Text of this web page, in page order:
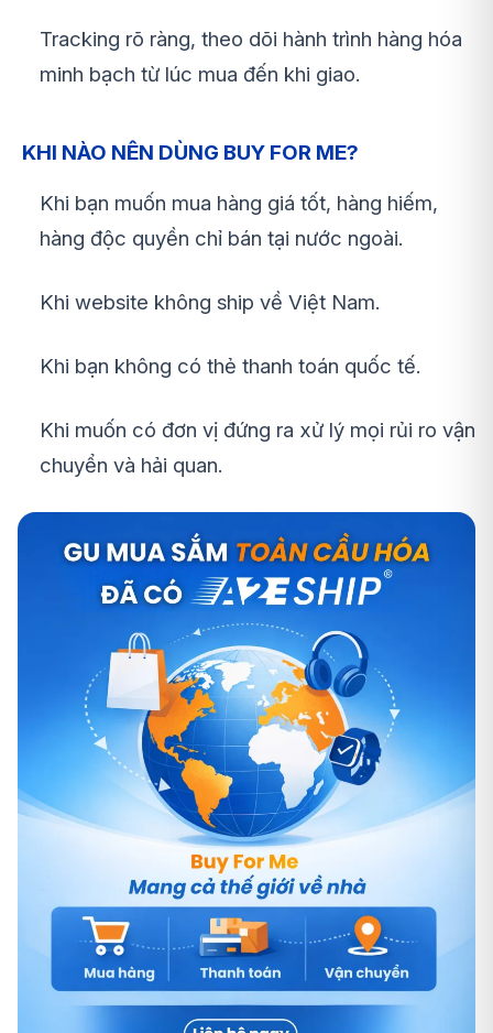
Tracking rõ ràng, theo dõi hành trình hàng hóa
minh bạch từ lúc mua đến khi giao.
KHI NÀO NÊN DÙNG BUY FOR ME?
Khi bạn muốn mua hàng giá tốt, hàng hiếm,
hàng độc quyền chỉ bán tại nước ngoài.
Khi website không ship về Việt Nam.
Khi bạn không có thẻ thanh toán quốc tế.
Khi muốn có đơn vị đứng ra xử lý mọi rủi ro vận
chuyển và hải quan.